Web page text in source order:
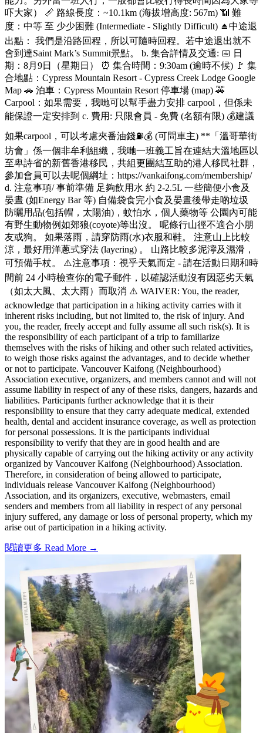
吓大家） 📏 路線長度：~10.1km (海拔增高度: 567m) 📶 難
度：中等 至 少少困難 (Intermediate - Slightly Difficult) ⏏️中途退
出點： 我們是沿路回程，所以可隨時回程。若中途退出就不
會到達Saint Mark’s Summit景點。 b. 集合詳情及交通: 📅 日
期：8月9日（星期日） ⏰ 集合時間：9:30am (逾時不候) 🚩 集
合地點：Cypress Mountain Resort - Cypress Creek Lodge Google
Map 🚗 泊車：Cypress Mountain Resort 停車場 (map) 🚕
Carpool：如果需要，我哋可以幫手盡力安排 carpool，但係未
能保證一定安排到 c. 費用: 只限會員 - 免費 (名額有限) 💰建議
如果carpool，可以考慮夾番油錢⛽💰 (可問車主) **「溫哥華街
坊會」係一個非牟利組織，我哋一班義工旨在連結大溫地區以
至卑詩省的新舊香港移民，共組更團結互助的港人移民社群，
參加會員可以去呢個綱址：https://vankaifong.com/membership/
d. 注意事項/ 事前準備 足夠飲用水 約 2-2.5L 一些簡便小食及
晏晝 (如Energy Bar 等) 自備袋食完小食及晏晝後帶走啲垃圾
防曬用品(包括帽，太陽油)，蚊怕水，個人藥物等 公園內可能
有野生動物例如郊狼(coyote)等出沒。 呢條行山徑不適合小朋
友或狗。 如果落雨，請穿防雨(水)衣服和鞋。 注意山上比較
涼，最好用洋蔥式穿法 (layering) 。 山路比較多泥濘及濕滑，
可預備手杖。 ⚠️注意事項：視乎天氣而定 - 請在活動日期和時
間前 24 小時檢查你的電子郵件，以確認活動沒有因惡劣天氣
（如太大風、太大雨）而取消 ⚠️ WAIVER: You, the reader,
acknowledge that participation in a hiking activity carries with it
inherent risks including, but not limited to, the risk of injury. And
you, the reader, freely accept and fully assume all such risk(s). It is
the responsibility of each participant of a trip to familiarize
themselves with the risks of hiking and other such related activities,
to weigh those risks against the advantages, and to decide whether
or not to participate. Vancouver Kaifong (Neighbourhood)
Association executive, organizers, and members cannot and will not
assume liability in respect of any of these risks, dangers, hazards and
liabilities. Participants further acknowledge that it is their
responsibility to ensure that they carry adequate medical, extended
health, dental and accident insurance coverage, as well as protection
for personal possessions. It is the participants individual
responsibility to verify that they are in good health and are
physically capable of carrying out the hiking activity or any activity
organized by Vancouver Kaifong (Neighbourhood) Association.
Therefore, in consideration of being allowed to participate,
individuals release Vancouver Kaifong (Neighbourhood)
Association, and its organizers, executive, webmasters, email
senders and members from all liability in respect of any personal
injury suffered, any damage or loss of personal property, which my
arise out of participation in a hiking activity.
閱讀更多 Read More →